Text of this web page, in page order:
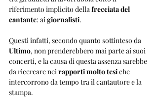
riferimento implicito della frecciata del
cantante: ai giornalisti.
Questi infatti, secondo quanto sottinteso da
Ultimo, non prenderebbero mai parte ai suoi
concerti, e la causa di questa assenza sarebbe
da ricercare nei rapporti molto tesi che
intercorrono da tempo tra il cantautore e la
stampa.